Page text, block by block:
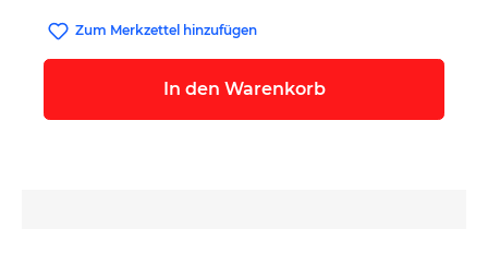
Zum Merkzettel hinzufügen
In den Warenkorb